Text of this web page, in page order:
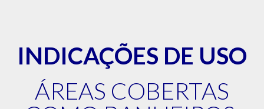
INDICAÇÕES DE USO
ÁREAS COBERTAS